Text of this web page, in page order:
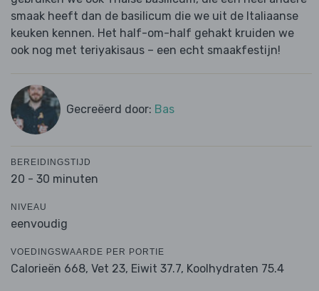
smaak heeft dan de basilicum die we uit de Italiaanse
keuken kennen. Het half-om-half gehakt kruiden we
ook nog met teriyakisaus – een echt smaakfestijn!
Gecreëerd door: Bas
BEREIDINGSTIJD
20 - 30 minuten
NIVEAU
eenvoudig
VOEDINGSWAARDE PER PORTIE
Calorieën 668, Vet 23, Eiwit 37.7, Koolhydraten 75.4